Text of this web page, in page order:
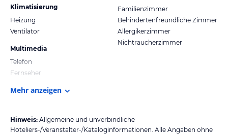
Klimatisierung
Heizung
Ventilator
Multimedia
Telefon
Fernseher
Familienzimmer
Behindertenfreundliche Zimmer
Allergikerzimmer
Nichtraucherzimmer
Mehr anzeigen
Hinweis: Allgemeine und unverbindliche
Hoteliers-/Veranstalter-/Kataloginformationen. Alle Angaben ohne